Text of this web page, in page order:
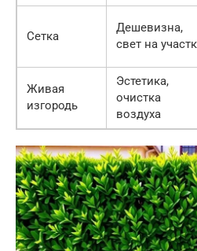
Сетка
Дешевизна,
свет на
Живая
изгородь
Эстетика,
очистка
воздуха